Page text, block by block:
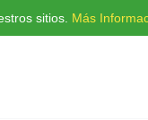
sitios. Más